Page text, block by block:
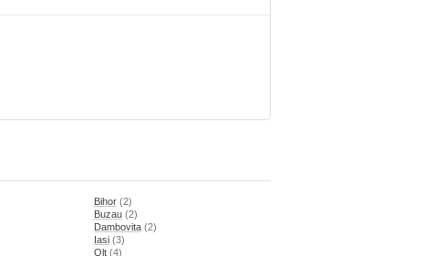
Bihor (2)
Buzau (2)
Dambovita (2)
Iasi (3)
Olt (4)